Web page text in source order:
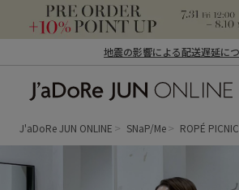
地震の影響による配送遅延に
ン オンライン）
J'aDoRe JUN ONLINE SNaP/Me ROPÉ PICNIC